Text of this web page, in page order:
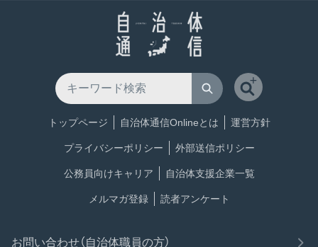
トップページ 自治体通信Onlineとは 運営方針
プライバシーポリシー 外部送信ポリシー
公務員向けキャリア 自治体支援企業一覧
メルマガ登録 読者アンケート
お問い合わせ（自治体職員の方）